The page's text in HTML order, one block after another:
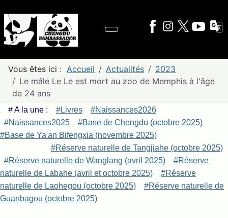
Vous êtes ici : Accueil Actualités
2023
Le mâle Le Le est mort au zoo de Memphis à l'âge
de 24 ans
# A la une : #Livres
#Naissances2026
#Naissances2025
#Base de Chengdu (octobre 2025)
#Base de Ya'an Bifengxia (novembre 2025)
#Réserve naturelle de Tangjiahe (octobre 2025)
#Réserve naturelle de Wanglang (avril 2025)
#Réserve
naturelle de Labahe (avril et octobre 2025)
#Réserve
naturelle de Laohegou (octobre 2025)
#Réserve naturelle de
Guanbagou (octobre 2025)